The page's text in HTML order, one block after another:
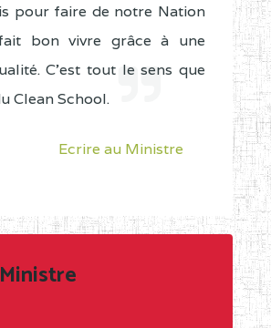
pour faire de notre Nation
bon vivre grâce à une
C'est tout le sens que
Clean School.
Ecrire au Ministre